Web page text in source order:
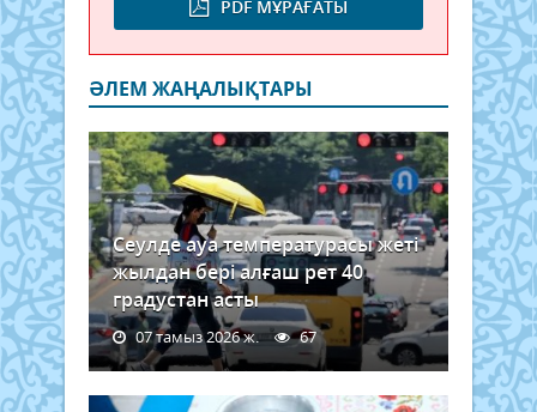
PDF МҰРАҒАТЫ
ӘЛЕМ ЖАҢАЛЫҚТАРЫ
Сеулде ауа температурасы жеті
жылдан бері алғаш рет 40
градустан асты
07 тамыз 2026 ж. 67